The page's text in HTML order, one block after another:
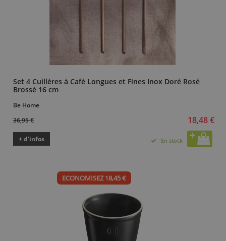
Set 4 Cuillères à Café Longues et Fines Inox Doré Rosé
Brossé 16 cm
Be Home
36,95 €
18,48 €
+ d’infos En stock
ECONOMISEZ 18,45 €